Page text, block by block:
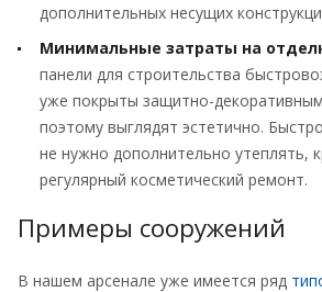
дополнительных несущих
Минимальные затраты на
панели для строительства
уже покрыты защитно-
поэтому выглядят эстетично.
не нужно дополнительно утеплять,
регулярный косметический ремонт.
Примеры сооружений
В нашем арсенале уже имеется ряд